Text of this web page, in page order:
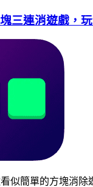
三連消遊戲，
看似簡單的方塊